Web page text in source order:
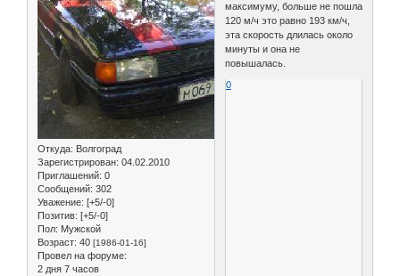
Откуда: Волгоград
Зарегистрирован: 04.02.2010
Приглашений: 0
Сообщений: 302
Уважение: [+5/-0]
Позитив: [+5/-0]
Пол: Мужской
Возраст: 40 [1986-01-16]
Провел на форуме:
2 дня 7 часов
максимуму, больше не пошла
120 м/ч это равно 193 км/ч,
эта скорость длилась около
минуты и она не
повышалась.
0